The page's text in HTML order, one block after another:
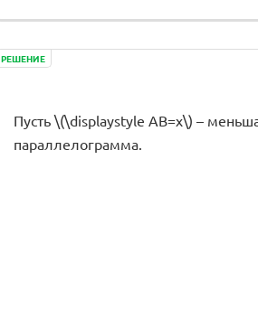
РЕШЕНИЕ
Пусть \(\displaystyle AB=x\) –
параллелограмма.